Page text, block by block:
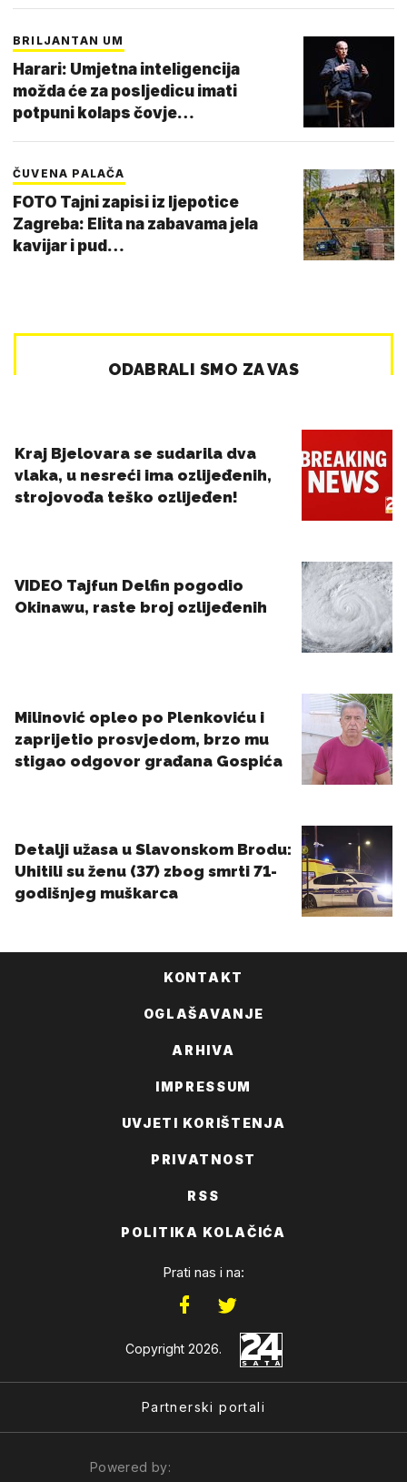
BRILJANTAN UM
Harari: Umjetna inteligencija
možda će za posljedicu imati
potpuni kolaps čovje…
ČUVENA PALAČA
FOTO Tajni zapisi iz ljepotice
Zagreba: Elita na zabavama jela
kavijar i pud…
KONTAKT
OGLAŠAVANJE
ARHIVA
IMPRESSUM
UVJETI KORIŠTENJA
PRIVATNOST
RSS
POLITIKA KOLAČIĆA
Prati nas i na:
Copyright 2026.
Partnerski portali
Powered by: